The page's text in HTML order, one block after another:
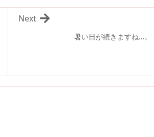
暑い日が続きますね…。
Next